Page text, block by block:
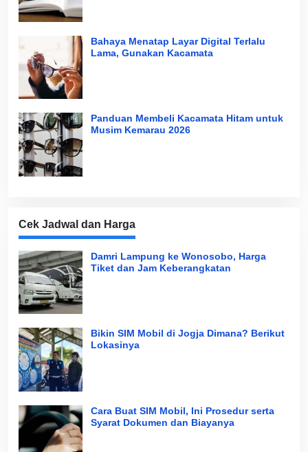
Bahaya Menatap Layar Digital Terlalu
Lama, Gunakan Kacamata
Panduan Membeli Kacamata Hitam untuk
Musim Kemarau 2026
Cek Jadwal dan Harga
Damri Lampung ke Wonosobo, Harga
Tiket dan Jam Keberangkatan
Bikin SIM Mobil di Jogja Dimana? Berikut
Lokasinya
Cara Buat SIM Mobil, Ini Prosedur serta
Syarat Dokumen dan Biayanya